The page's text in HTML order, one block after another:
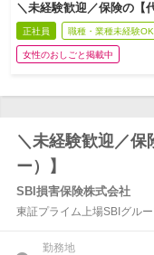
＼未経験歓迎／保険の【
正社員 職種・業種未経験OK
女性のおしごと掲載中
＼未経験歓迎／保
ー）】
SBI損害保険株式会社
東証プライム上場SBIグル
勤務地